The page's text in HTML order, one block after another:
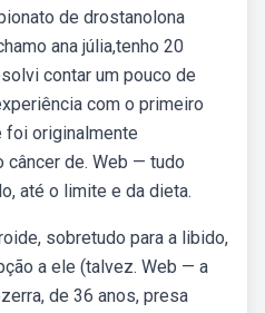
de drostanolona
ana júlia,tenho 20
contar um pouco de
com o primeiro
foi originalmente
câncer de. Web — tudo
até o limite e da dieta.
sobretudo para a libido,
a ele (talvez. Web — a
de 36 anos, presa